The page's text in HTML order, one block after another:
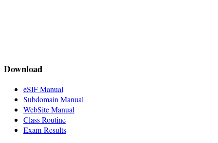
Download
eSIF Manual
Subdomain Manual
WebSite Manual
Class Routine
Exam Results